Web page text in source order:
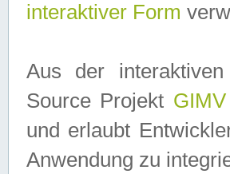
interaktiver Form
Aus der
Source Projekt GIMV
und erlaubt
Anwendung zu